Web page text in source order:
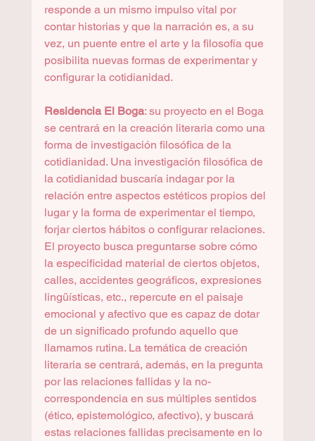
responde a un mismo impulso vital por
contar historias y que la narración es, a su
vez, un puente entre el arte y la filosofía que
posibilita nuevas formas de experimentar y
configurar la cotidianidad.
Residencia El Boga: su proyecto en el Boga
se centrará en la creación literaria como una
forma de investigación filosófica de la
cotidianidad. Una investigación filosófica de
la cotidianidad buscaría indagar por la
relación entre aspectos estéticos propios del
lugar y la forma de experimentar el tiempo,
forjar ciertos hábitos o configurar relaciones.
El proyecto busca preguntarse sobre cómo
la especificidad material de ciertos objetos,
calles, accidentes geográficos, expresiones
lingüísticas, etc., repercute en el paisaje
emocional y afectivo que es capaz de dotar
de un significado profundo aquello que
llamamos rutina. La temática de creación
literaria se centrará, además, en la pregunta
por las relaciones fallidas y la no-
correspondencia en sus múltiples sentidos
(ético, epistemológico, afectivo), y buscará
estas relaciones fallidas precisamente en lo